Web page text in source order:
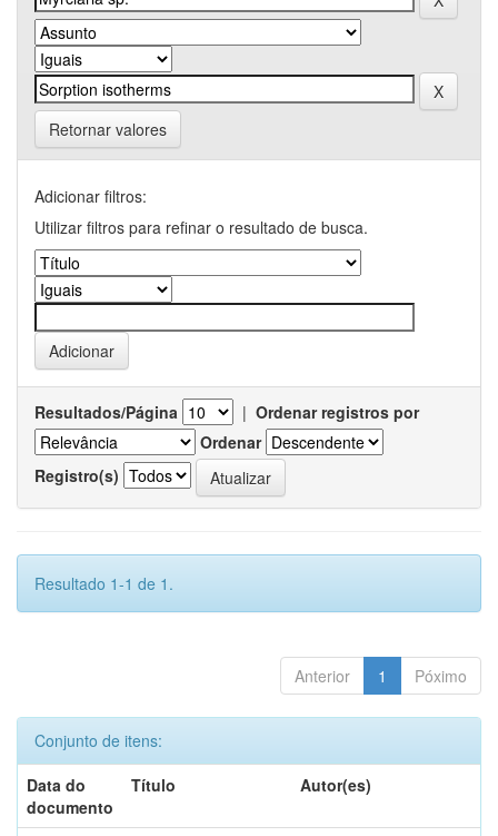
Retornar valores
Adicionar filtros:
Utilizar filtros para refinar o resultado de busca.
Resultados/Página | Ordenar registros por
Ordenar
Registro(s)
Resultado 1-1 de 1.
Anterior 1 Póximo
Conjunto de itens:
Data do
documento
Título Autor(es)